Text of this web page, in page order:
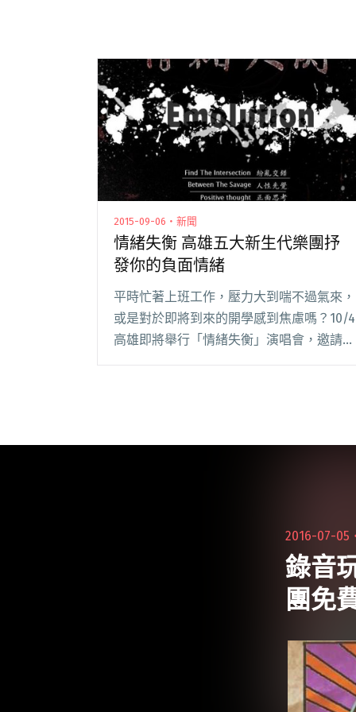
2015-09-06・新聞
情緒失衡 高雄五大新生代樂團抒
發你的負面情緒
平時忙著上班工作，壓力大到喘不過氣來，
或是對於即將到來的開學感到焦慮嗎？10/4
高雄即將舉行「情緒失衡」演唱會，邀請正
面思考、既定印象、擺渡人、紛亂交錯、人
樂團抒發你的負面情緒"
2016-07-05
錄音
團免